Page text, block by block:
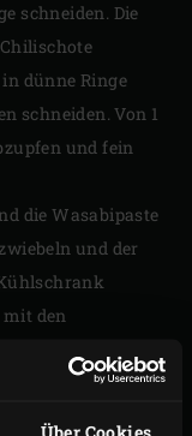
schneiden. Die
dünne Ringe
schneiden. Von 1
und fein
die Wasabipaste
und der
mit den
Die